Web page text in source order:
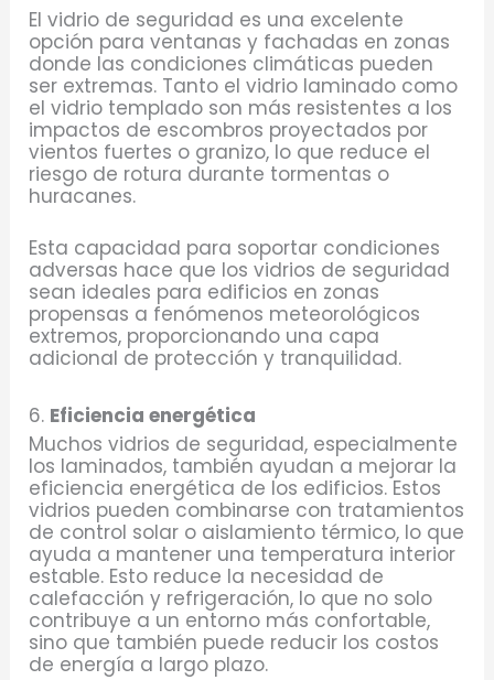
El vidrio de seguridad es una excelente
opción para ventanas y fachadas en zonas
donde las condiciones climáticas pueden
ser extremas. Tanto el vidrio laminado como
el vidrio templado son más resistentes a los
impactos de escombros proyectados por
vientos fuertes o granizo, lo que reduce el
riesgo de rotura durante tormentas o
huracanes.
Esta capacidad para soportar condiciones
adversas hace que los vidrios de seguridad
sean ideales para edificios en zonas
propensas a fenómenos meteorológicos
extremos, proporcionando una capa
adicional de protección y tranquilidad.
6. Eficiencia energética
Muchos vidrios de seguridad, especialmente
los laminados, también ayudan a mejorar la
eficiencia energética de los edificios. Estos
vidrios pueden combinarse con tratamientos
de control solar o aislamiento térmico, lo que
ayuda a mantener una temperatura interior
estable. Esto reduce la necesidad de
calefacción y refrigeración, lo que no solo
contribuye a un entorno más confortable,
sino que también puede reducir los costos
de energía a largo plazo.